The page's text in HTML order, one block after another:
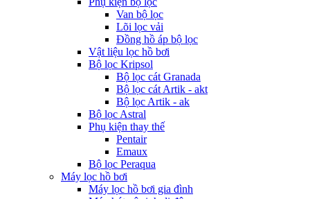
Van bộ lọc
Lõi lọc vải
Đồng hồ áp bộ lọc
Vật liệu lọc hồ bơi
Bộ lọc Kripsol
Bộ lọc cát Granada
Bộ lọc cát Artik - akt
Bộ lọc Artik - ak
Bộ lọc Astral
Phụ kiện thay thế
Pentair
Emaux
Bộ lọc Peraqua
Máy lọc hồ bơi
Máy lọc hồ bơi gia đình